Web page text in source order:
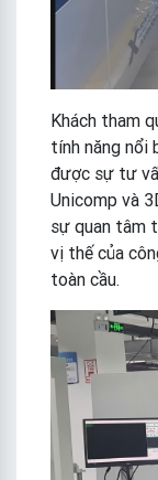
Khách tham
tính năng nổi
được sự tư
Unicomp và
sự quan tâm
vị thế của
toàn cầu.